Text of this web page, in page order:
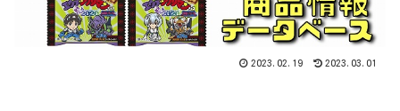
2023.02.19 2023.03.01